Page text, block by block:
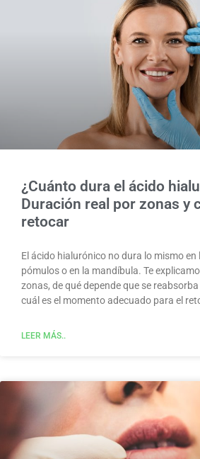
¿Cuánto dura el ácido
Duración real por zonas y
retocar
El ácido hialurónico no dura lo mismo en
pómulos o en la mandíbula. Te
zonas, de qué depende que se
cuál es el momento adecuado para el
LEER MÁS..